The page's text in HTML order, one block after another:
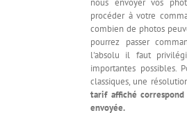
nous envoyer vos
procéder à votre
combien de photos
pourrez passer
l'absolu il faut
importantes possibles.
classiques, une
tarif affiché
envoyée.